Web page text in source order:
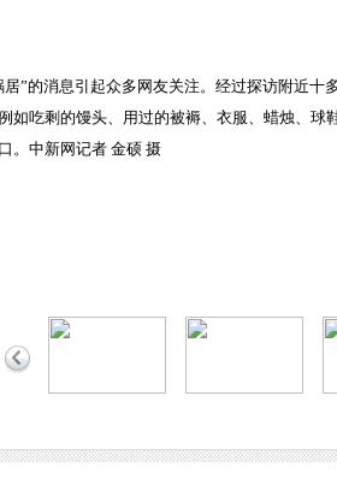
”的消息引起众多网友关注。经过探访附近
如吃剩的馒头、用过的被褥、衣服、蜡烛、
。中新网记者 金硕 摄